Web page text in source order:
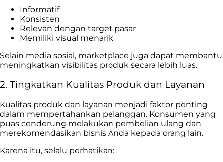
Informatif
Konsisten
Relevan dengan target pasar
Memiliki visual menarik
Selain media sosial, marketplace juga dapat membantu
meningkatkan visibilitas produk secara lebih luas.
2. Tingkatkan Kualitas Produk dan Layanan
Kualitas produk dan layanan menjadi faktor penting
dalam mempertahankan pelanggan. Konsumen yang
puas cenderung melakukan pembelian ulang dan
merekomendasikan bisnis Anda kepada orang lain.
Karena itu, selalu perhatikan: